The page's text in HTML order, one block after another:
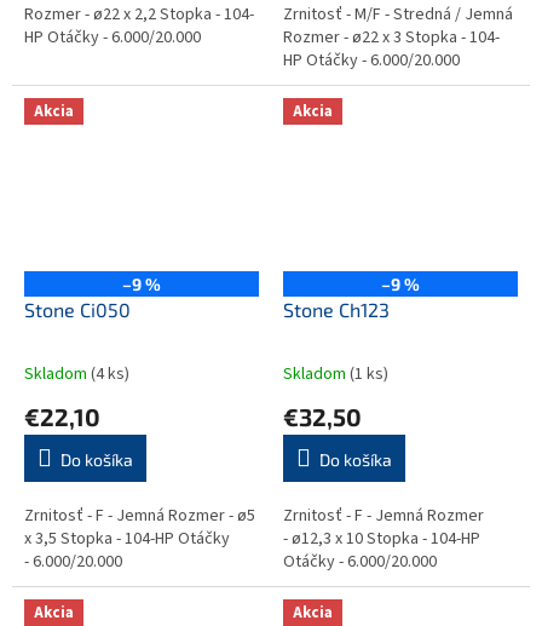
Rozmer - ø22 x 2,2 Stopka - 104-
HP Otáčky - 6.000/20.000
Zrnitosť - M/F - Stredná / Jemná
Rozmer - ø22 x 3 Stopka - 104-
HP Otáčky - 6.000/20.000
Akcia
–9 %
Stone Ci050
Skladom (4 ks)
€22,10
Do košíka
Zrnitosť - F - Jemná Rozmer - ø5
x 3,5 Stopka - 104-HP Otáčky
- 6.000/20.000
Akcia
–9 %
Stone Ch123
Skladom (1 ks)
€32,50
Do košíka
Zrnitosť - F - Jemná Rozmer
- ø12,3 x 10 Stopka - 104-HP
Otáčky - 6.000/20.000
Akcia Akcia